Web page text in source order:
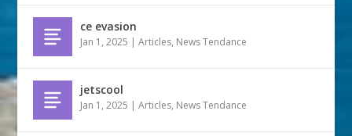
ce evasion
Jan 1, 2025 |Articles, News Tendance
jetscool
Jan 1, 2025 |Articles, News Tendance